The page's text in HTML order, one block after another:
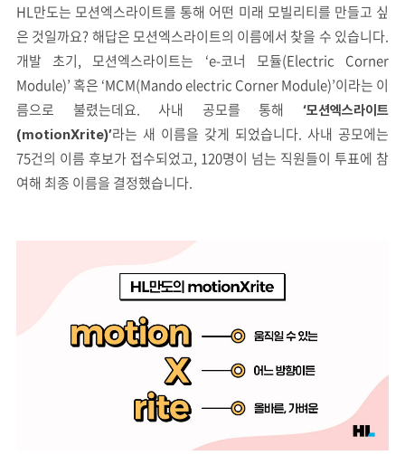
HL만도는 모션엑스라이트를 통해 어떤 미래 모빌리티를 만들고 싶
은 것일까요? 해답은 모션엑스라이트의 이름에서 찾을 수 있습니다.
개발 초기, 모션엑스라이트는 ‘e-코너 모듈(Electric Corner
Module)’ 혹은 ‘MCM(Mando electric Corner Module)’이라는 이
름으로 불렸는데요. 사내 공모를 통해
‘모션엑스라이트
(motionXrite)’라는 새 이름을 갖게 되었습니다. 사내 공모에는
75건의 이름 후보가 접수되었고, 120명이 넘는 직원들이 투표에 참
여해 최종 이름을 결정했습니다.